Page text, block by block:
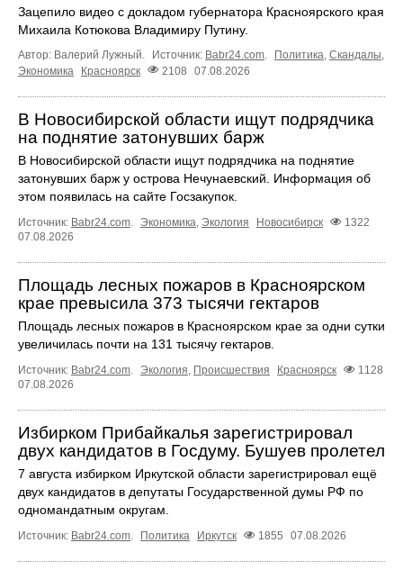
Зацепило видео с докладом губернатора Красноярского края
Михаила Котюкова Владимиру Путину.
Автор: Валерий Лужный. Источник: Babr24.com. Политика, Скандалы,
Экономика
Красноярск 2108 07.08.2026
В Новосибирской области ищут подрядчика
на поднятие затонувших барж
В Новосибирской области ищут подрядчика на поднятие
затонувших барж у острова Нечунаевский. Информация об
этом появилась на сайте Госзакупок.
Источник: Babr24.com Экономика Экология Новосибирск
1322
07.08.2026
Площадь лесных пожаров в Красноярском
крае превысила 373 тысячи гектаров
Площадь лесных пожаров в Красноярском крае за одни сутки
увеличилась почти на 131 тысячу гектаров.
Источник: Babr24.com Экология Происшествия Красноярск
1128
07.08.2026
Избирком Прибайкалья зарегистрировал
двух кандидатов в Госдуму. Бушуев пролетел
7 августа избирком Иркутской области зарегистрировал ещё
двух кандидатов в депутаты Государственной думы РФ по
одномандатным округам.
Источник: Babr24.com. Политика Иркутск 1855 07.08.2026